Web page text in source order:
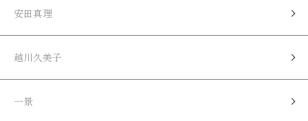
安田真理
越川久美子
一景